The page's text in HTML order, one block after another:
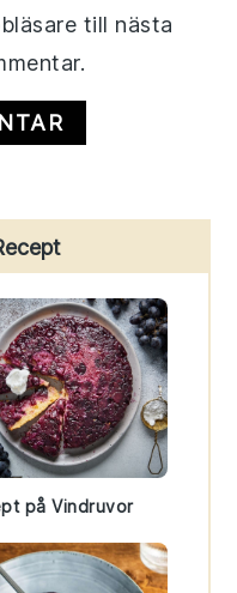
till nästa
på Vindruvor